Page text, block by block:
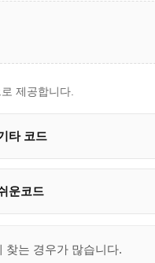
제공합니다.
타 코드
운코드
찾는 경우가 많습니다.